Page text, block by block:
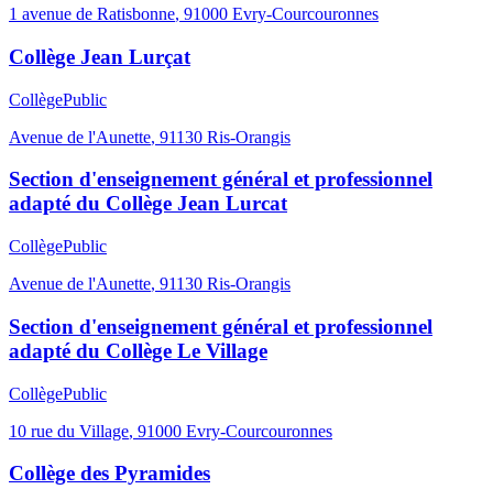
1 avenue de Ratisbonne, 91000 Evry-Courcouronnes
Collège Jean Lurçat
CollègePublic
Avenue de l'Aunette, 91130 Ris-Orangis
Section d'enseignement général et professionnel
adapté du Collège Jean Lurcat
CollègePublic
Avenue de l'Aunette, 91130 Ris-Orangis
Section d'enseignement général et professionnel
adapté du Collège Le Village
CollègePublic
10 rue du Village, 91000 Evry-Courcouronnes
Collège des Pyramides